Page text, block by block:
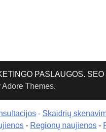
PASLAUGOS.
Adore Themes.
- Skaidrių
- Regionų naujienos -